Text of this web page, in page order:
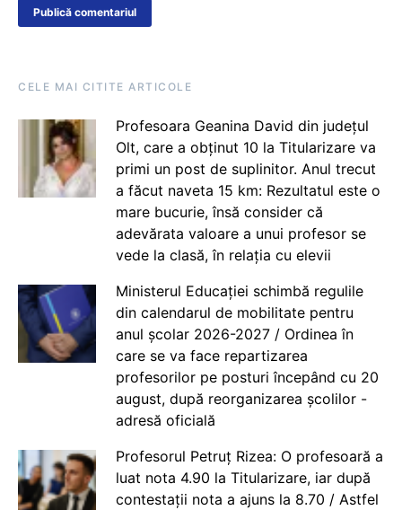
CELE MAI CITITE ARTICOLE
Profesoara Geanina David din județul
Olt, care a obținut 10 la Titularizare va
primi un post de suplinitor. Anul trecut
a făcut naveta 15 km: Rezultatul este o
mare bucurie, însă consider că
adevărata valoare a unui profesor se
vede la clasă, în relația cu elevii
Ministerul Educației schimbă regulile
din calendarul de mobilitate pentru
anul școlar 2026-2027 / Ordinea în
care se va face repartizarea
profesorilor pe posturi începând cu 20
august, după reorganizarea școlilor -
adresă oficială
Profesorul Petruț Rizea: O profesoară a
luat nota 4.90 la Titularizare, iar după
contestații nota a ajuns la 8.70 / Astfel